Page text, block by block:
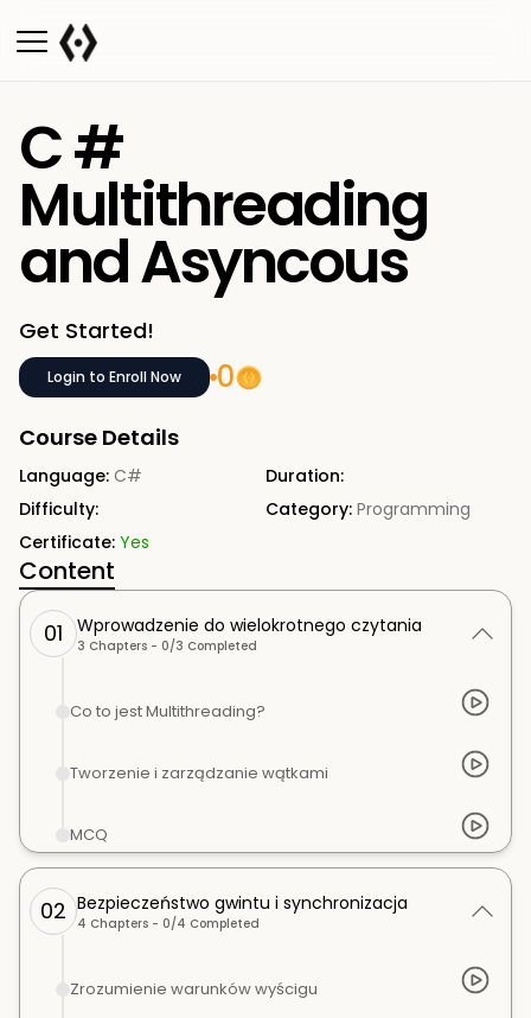
C #
Multithreading
and Asyncous
Get Started!
Login to Enroll Now 0
Course Details
Language: C#
Duration:
Difficulty:
Category: Programming
Certificate: Yes
Content
01 Wprowadzenie do wielokrotnego czytania
3 Chapters - 0/3 Completed
Co to jest Multithreading?
Tworzenie i zarządzanie wątkami
MCQ
02 Bezpieczeństwo gwintu i synchronizacja
4 Chapters - 0/4 Completed
Zrozumienie warunków wyścigu